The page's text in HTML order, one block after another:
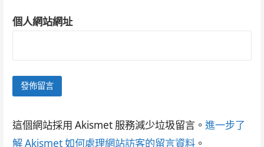
個人網站網址
這個網站採用 Akismet 服務減少垃圾留言。 進一步了
解 Akismet 如何處理網站訪客的留言資料。